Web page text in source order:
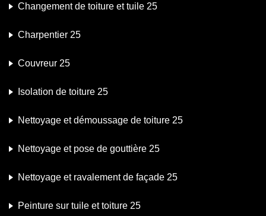
Changement de toiture et tuile 25
Charpentier 25
Couvreur 25
Isolation de toiture 25
Nettoyage et démoussage de toiture 25
Nettoyage et pose de gouttière 25
Nettoyage et ravalement de façade 25
Peinture sur tuile et toiture 25